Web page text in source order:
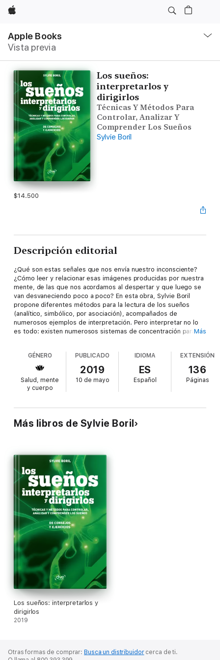
Apple
Apple Books
Vista previa
local
Abrir
Los sueños:
interpretarlos y
dirigirlos
Técnicas Y Métodos Para
Controlar, Analizar Y
Comprender Los Sueños
Sylvie Boril
$14.500
Descripción editorial
¿Qué son estas señales que nos envía nuestro inconsciente?
¿Cómo leer y relacionar esas imágenes producidas por nuestra
mente, de las que nos acordamos al despertar y que luego se
van desvaneciendo poco a poco? En esta obra, Sylvie Boril
propone diferentes métodos para la lectura de los sueños
(analítico, simbólico, por asociación), acompañados de
numerosos ejemplos de interpretación. Pero interpretar no lo
es todo: existen numerosos sistemas de concentración para
ser dueño de los propios sueños para ir todavía más lejos.
Más
GÉNERO
Salud, mente
y cuerpo
PUBLICADO
2019
10 de mayo
IDIOMA
ES
Español
EXTENSIÓN
136
Páginas
Más libros de Sylvie Boril
Los sueños: interpretarlos y
dirigirlos
2019
Otras formas de comprar: Busca un distribuidorcerca de ti.